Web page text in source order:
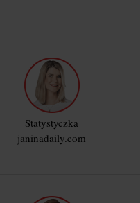
Statystyczka
janinadaily.com